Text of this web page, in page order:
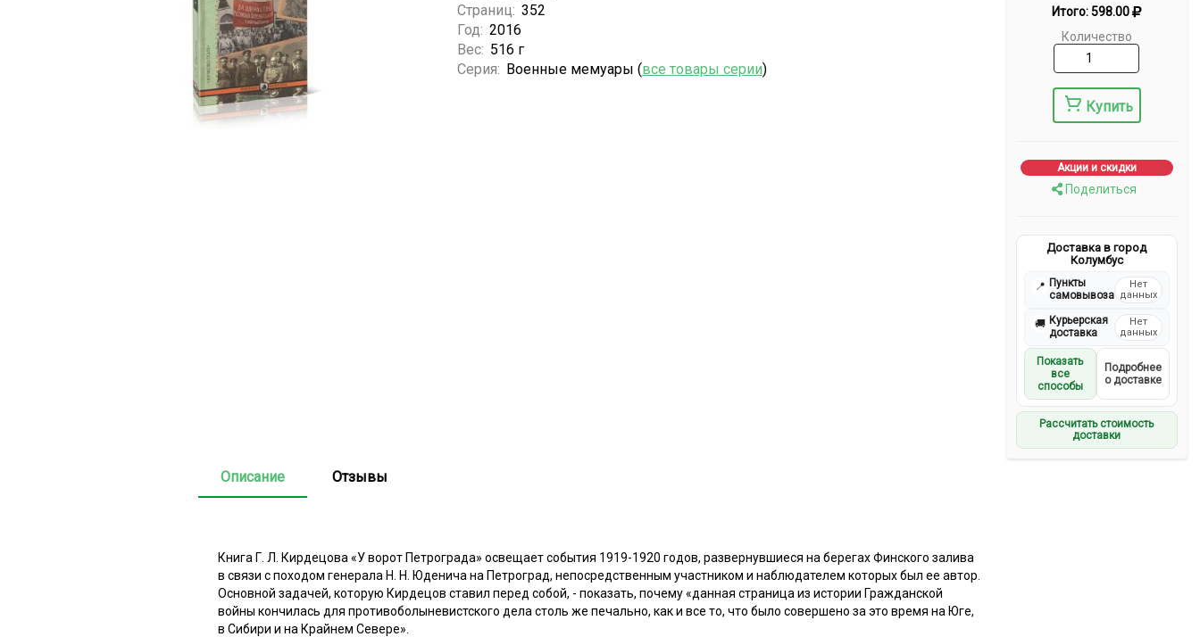
Итого:598.00
Количество
Купить
Акции и скидки
Поделиться
Доставка в город
Колумбус
📍 Пункты
самовывоза
Нет
данных
🚚 Курьерская
доставка
Нет
данных
Показать
все
способы
Подробнее
о доставке
Рассчитать стоимость
доставки
Страниц: 352
Год: 2016
Вес: 516 г
Серия: Военные мемуары (все товары серии)
Описание Отзывы
Книга Г. Л. Кирдецова «У ворот Петрограда» освещает события 1919-1920 годов, развернувшиеся на берегах Финского залива
в связи с походом генерала Н. Н. Юденича на Петроград, непосредственным участником и наблюдателем которых был ее автор.
Основной задачей, которую Кирдецов ставил перед собой, - показать, почему «данная страница из истории Гражданской
войны кончилась для противоболыневистского дела столь же печально, как и все то, что было совершено за это время на Юге,
в Сибири и на Крайнем Севере».